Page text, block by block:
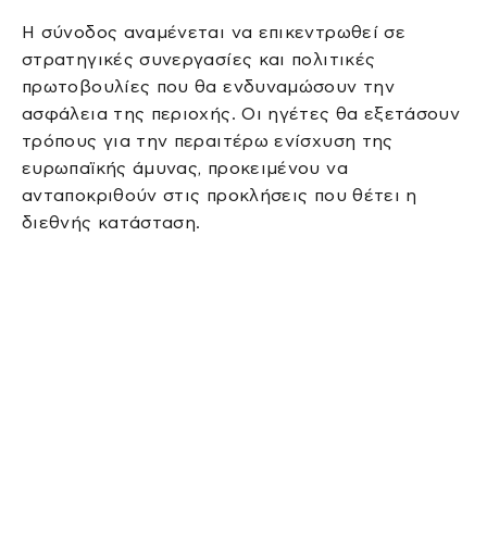
Η σύνοδος αναμένεται να επικεντρωθεί σε
στρατηγικές συνεργασίες και πολιτικές
πρωτοβουλίες που θα ενδυναμώσουν την
ασφάλεια της περιοχής. Οι ηγέτες θα εξετάσουν
τρόπους για την περαιτέρω ενίσχυση της
ευρωπαϊκής άμυνας, προκειμένου να
ανταποκριθούν στις προκλήσεις που θέτει η
διεθνής κατάσταση.